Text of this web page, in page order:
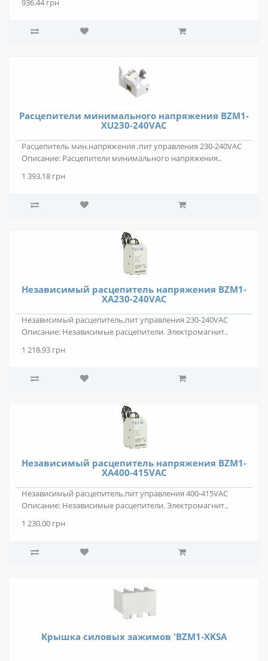
936.44 грн
Расцепители минимального напряжения BZM1-
XU230-240VAC
Расцепитель мин.напряжения ,пит управления 230-240VAC
Описание: Расцепители минимального напряжения..
1 393.18 грн
Независимый расцепитель напряжения BZM1-
XA230-240VAC
Независимый расцепитель,пит управления 230-240VAC
Описание: Независимые расцепители. Электромагнит..
1 218.93 грн
Независимый расцепитель напряжения BZM1-
XA400-415VAC
Независимый расцепитель,пит управления 400-415VAC
Описание: Независимые расцепители. Электромагнит..
1 230.00 грн
Крышка силовых зажимов 'BZM1-XKSA